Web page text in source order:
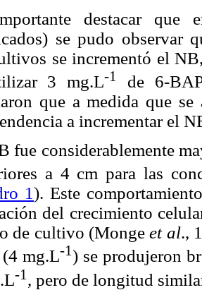
destacar que
se pudo observar
se incrementó el
3 mg.L-1
de 6-
que a medida que
a incrementar el
fue considerablemente
a 4 cm para las
1). Este
del crecimiento
de cultivo (Mongeet al.,
mg.L-1) se produjeron
-1 , pero de longitud